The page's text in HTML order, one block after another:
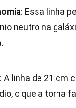
: Essa linha
neutro na
: A linha de 21 cm
o que a torna